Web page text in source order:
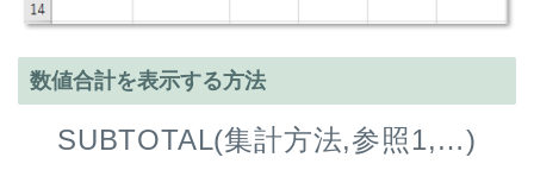
数値合計を表示する方法
SUBTOTAL(集計方法,参照1,…)